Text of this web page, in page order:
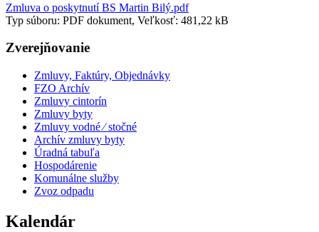
Zmluva o poskytnutí BS Martin Bilý.pdf
Typ súboru: PDF dokument, Veľkosť: 481,22 kB
Zverejňovanie
Zmluvy, Faktúry, Objednávky
FZO Archív
Zmluvy cintorín
Zmluvy byty
Zmluvy vodné ⁄ stočné
Archív zmluvy byty
Úradná tabuľa
Hospodárenie
Komunálne služby
Zvoz odpadu
Kalendár